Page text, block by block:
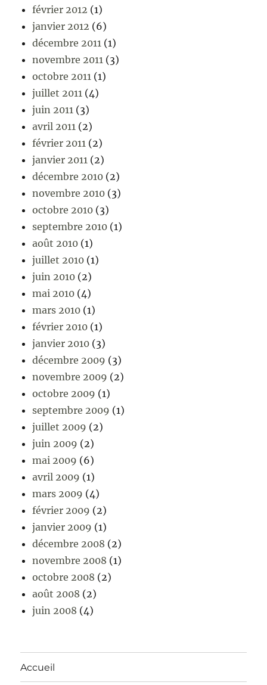
février 2012 (1)
janvier 2012 (6)
décembre 2011 (1)
novembre 2011 (3)
octobre 2011 (1)
juillet 2011 (4)
juin 2011 (3)
avril 2011 (2)
février 2011 (2)
janvier 2011 (2)
décembre 2010 (2)
novembre 2010 (3)
octobre 2010 (3)
septembre 2010 (1)
août 2010 (1)
juillet 2010 (1)
juin 2010 (2)
mai 2010 (4)
mars 2010 (1)
février 2010 (1)
janvier 2010 (3)
décembre 2009 (3)
novembre 2009 (2)
octobre 2009 (1)
septembre 2009 (1)
juillet 2009 (2)
juin 2009 (2)
mai 2009 (6)
avril 2009 (1)
mars 2009 (4)
février 2009 (2)
janvier 2009 (1)
décembre 2008 (2)
novembre 2008 (1)
octobre 2008 (2)
août 2008 (2)
juin 2008 (4)
Accueil